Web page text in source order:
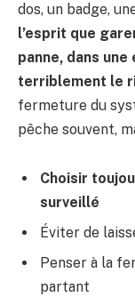
dos, un badge,
l’esprit que
panne, dans
terriblement le
fermeture du
pêche souvent,
Choisir
surveillé
Éviter de
Penser à la
partant